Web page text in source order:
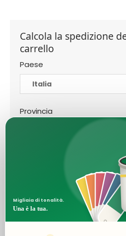
Calcola la spedizione
carrello
Paese
Provincia
Calcola
Migliaia di tonalità.
Una è la tua.